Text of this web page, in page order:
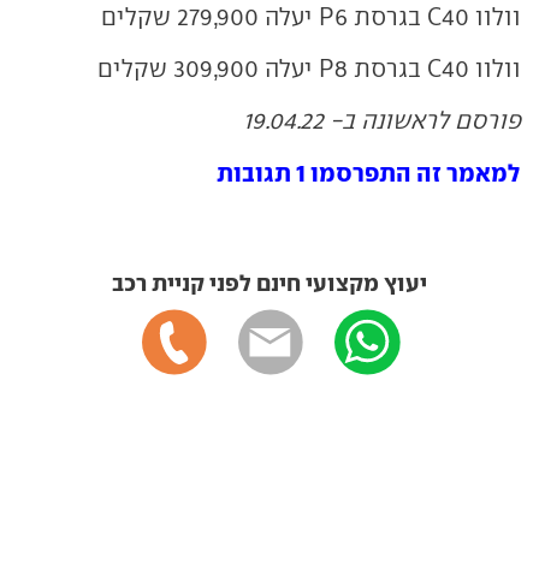
וולוו C40 בגרסת P6 יעלה 279,900 שקלים
וולוו C40 בגרסת P8 יעלה 309,900 שקלים
פורסם לראשונה ב- 19.04.22
למאמר זה התפרסמו 1 תגובות
יעוץ מקצועי חינם לפני קניית רכב